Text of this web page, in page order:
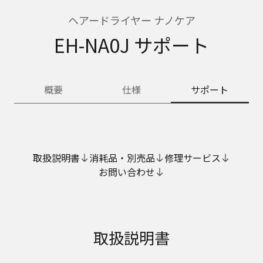
ヘアードライヤー ナノケア
EH-NA0J サポート
概要 仕様 サポート
取扱説明書 消耗品・別売品
修理サービス
お問い合わせ
取扱説明書